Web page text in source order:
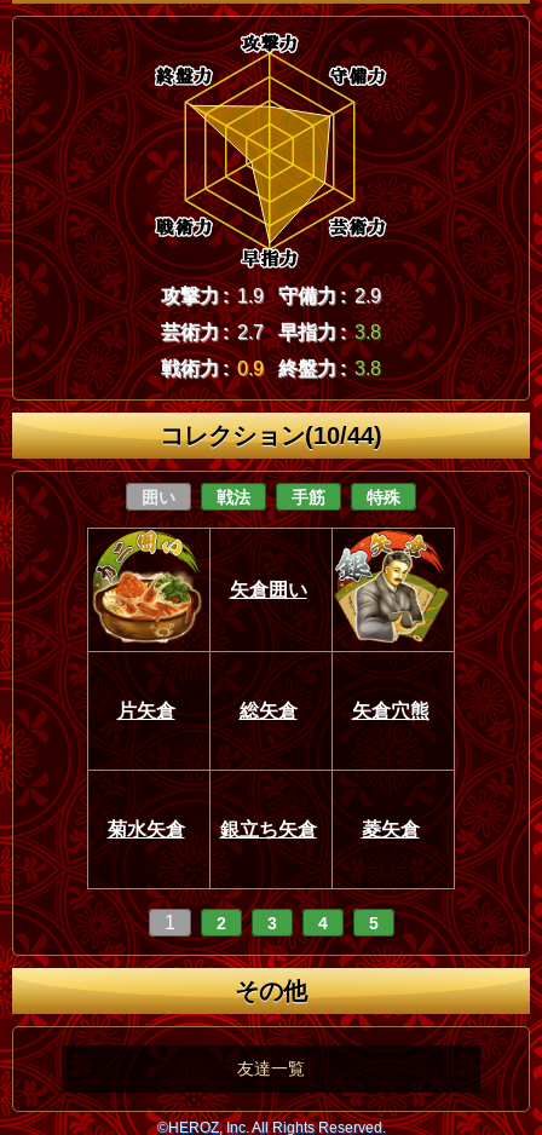
攻撃力 : 1.9 守備力 : 2.9
芸術力 : 2.7 早指力 : 3.8
戦術力 : 0.9 終盤力 : 3.8
コレクション(10/44)
囲い 戦法 手筋 特殊
矢倉囲い
片矢倉 総矢倉 矢倉穴熊
菊水矢倉 銀立ち矢倉 菱矢倉
1 2 3 4 5
その他
友達一覧
©HEROZ, Inc. All Rights Reserved.